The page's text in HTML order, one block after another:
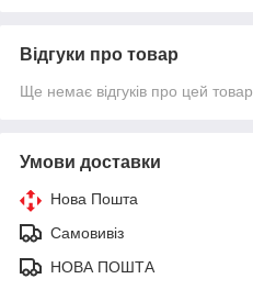
Відгуки про товар
Ще немає відгуків про цей товар
Умови доставки
Нова Пошта
Самовивіз
НОВА ПОШТА